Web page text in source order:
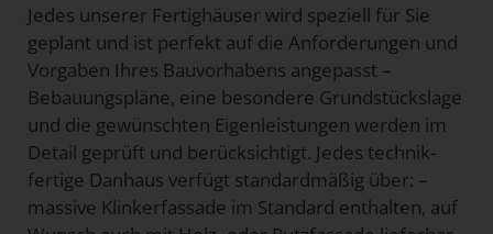
Jedes unserer Fertighäuser wird speziell für Sie
geplant und ist perfekt auf die Anforderungen und
Vorgaben Ihres Bauvorhabens angepasst –
Bebauungspläne, eine besondere Grundstückslage
und die gewünschten Eigenleistungen werden im
Detail geprüft und berücksichtigt. Jedes technik-
fertige Danhaus verfügt standardmäßig über: –
massive Klinkerfassade im Standard enthalten, auf